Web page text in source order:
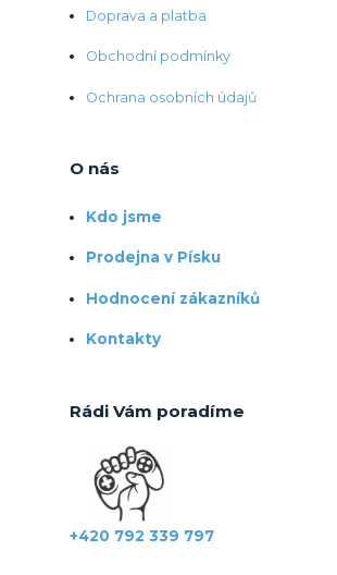
Doprava a platba
Obchodní podmínky
Ochrana osobních údajů
O nás
Kdo jsme
Prodejna v Písku
Hodnocení zákazníků
Kontakty
Rádi Vám poradíme
+420 792 339 797